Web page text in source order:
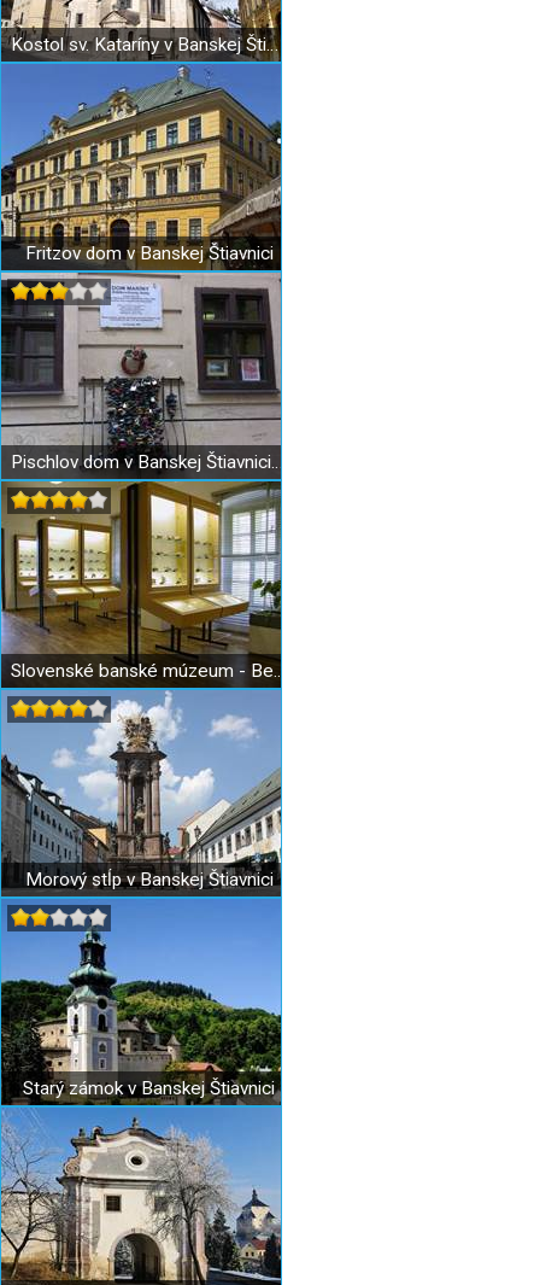
Kostol sv. Kataríny v Banskej Štiavnici
Fritzov dom v Banskej Štiavnici
Pischlov dom v Banskej Štiavnici – dom Maríny
Slovenské banské múzeum - Berggericht
Morový stĺp v Banskej Štiavnici
Starý zámok v Banskej Štiavnici